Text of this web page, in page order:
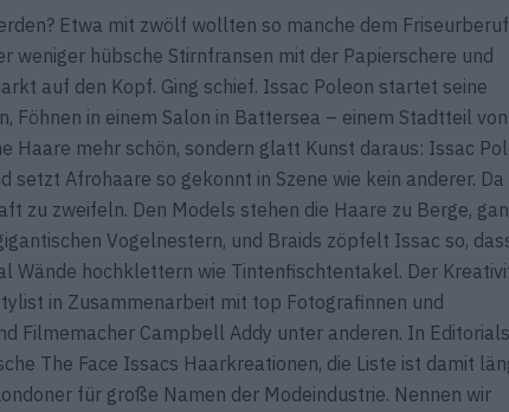
Etwa mit zwölf wollten so manche dem Friseurberuf
weniger ­hübsche Stirnfransen mit der Papierschere und
auf den Kopf. Ging schief. Issac Poleon startet seine
Föhnen in einem Salon in Battersea – einem Stadtteil von
Haare mehr schön, sondern glatt Kunst daraus: Issac
setzt Afrohaare so gekonnt in Szene wie kein anderer. Da
zu zweifeln. Den Models stehen die Haare zu Berge,
Vogelnestern, und Braids zöpfelt Issac so,
Wände hochklettern wie Tintenfischtentakel. Der
in Zusammenarbeit mit top Fotografinnen und
Filmemacher Campbell Addy unter anderen. In Editorials
The Face Issacs Haarkreationen, die Liste ist damit
für große Namen der Modeindustrie. Nennen wir